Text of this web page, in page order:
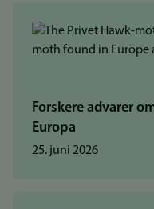
Forskere advarer
Europa
25. juni 2026